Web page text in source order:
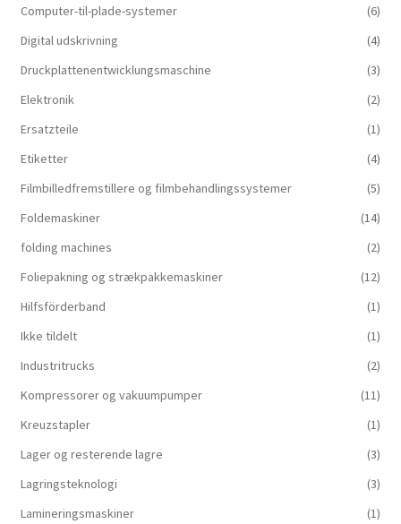
Computer-til-plade-systemer
(6)
Digital udskrivning
(4)
Druckplattenentwicklungsmaschine
(3)
Elektronik
(2)
Ersatzteile
(1)
Etiketter
(4)
Filmbilledfremstillere og filmbehandlingssystemer
(5)
Foldemaskiner
(14)
folding machines
(2)
Foliepakning og strækpakkemaskiner
(12)
Hilfsförderband
(1)
Ikke tildelt
(1)
Industritrucks
(2)
Kompressorer og vakuumpumper
(11)
Kreuzstapler
(1)
Lager og resterende lagre
(3)
Lagringsteknologi
(3)
Lamineringsmaskiner
(1)